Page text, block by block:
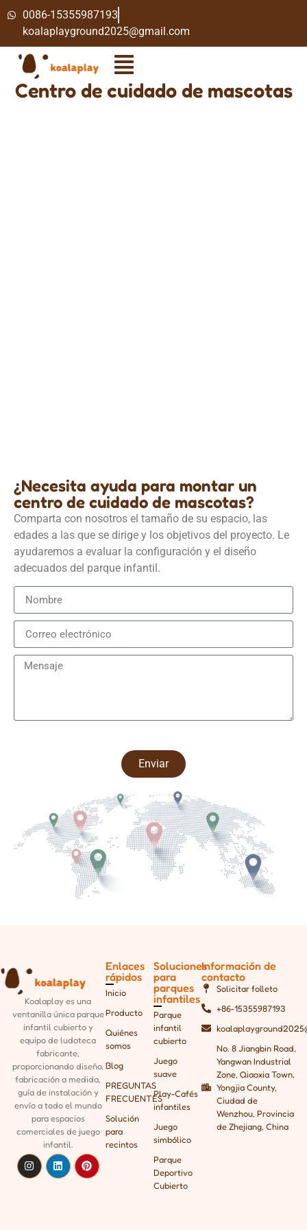
0086-15355987193
koalaplayground2025@gmail.com
Centro de cuidado de mascotas
¿Necesita ayuda para montar un
centro de cuidado de mascotas?
Comparta con nosotros el tamaño de su espacio, las
edades a las que se dirige y los objetivos del proyecto. Le
ayudaremos a evaluar la configuración y el diseño
adecuados del parque infantil.
Enviar
Koalaplay es una
ventanilla única parque
infantil cubierto y
equipo de ludoteca
fabricante,
proporcionandodiseño,
fabricación a medida,
guía de instalación y
envío a todo el mundo
para espacios
comerciales de juego
infantil.
Enlaces
rápidos
Inicio
Producto
Quiénes
somos
Blog
PREGUNTAS
FRECUENTES
Solución
para
recintos
Soluciones
para
parques
infantiles
Parque
infantil
cubierto
Juego
suave
Play-Cafés
infantiles
Juego
simbólico
Parque
Deportivo
Cubierto
Información de
contacto
Solicitar folleto
+86-15355987193
No. 8 Jiangbin Road,
Yangwan Industrial
Zone, Qiaoxia Town,
Yongjia County,
Ciudad de
Wenzhou, Provincia
de Zhejiang, China